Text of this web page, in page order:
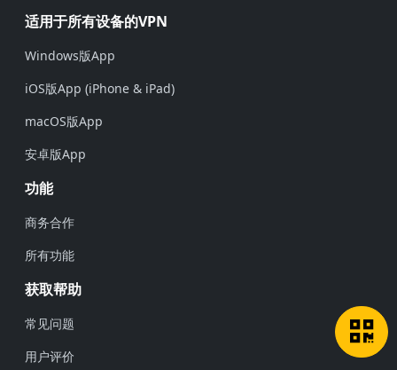
页脚
适用于所有设备的VPN
Windows版App
iOS版App (iPhone & iPad)
macOS版App
安卓版App
功能
商务合作
所有功能
获取帮助
常见问题
用户评价